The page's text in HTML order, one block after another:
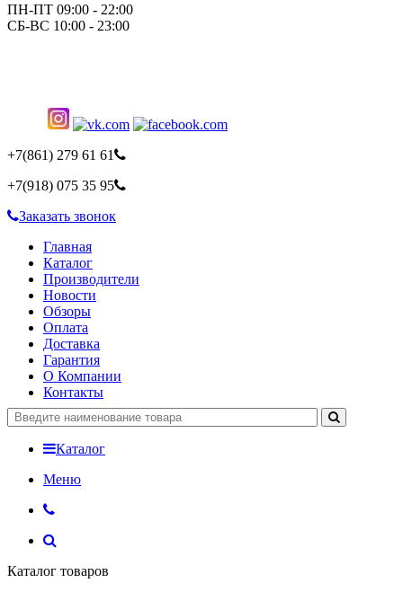
ПН-ПТ 09:00 - 22:00
СБ-ВС 10:00 - 23:00
+7(861) 279 61 61
+7(918) 075 35 95
Заказать звонок
Главная
Каталог
Производители
Новости
Обзоры
Оплата
Доставка
Гарантия
О Компании
Контакты
Каталог
Меню
Каталог товаров